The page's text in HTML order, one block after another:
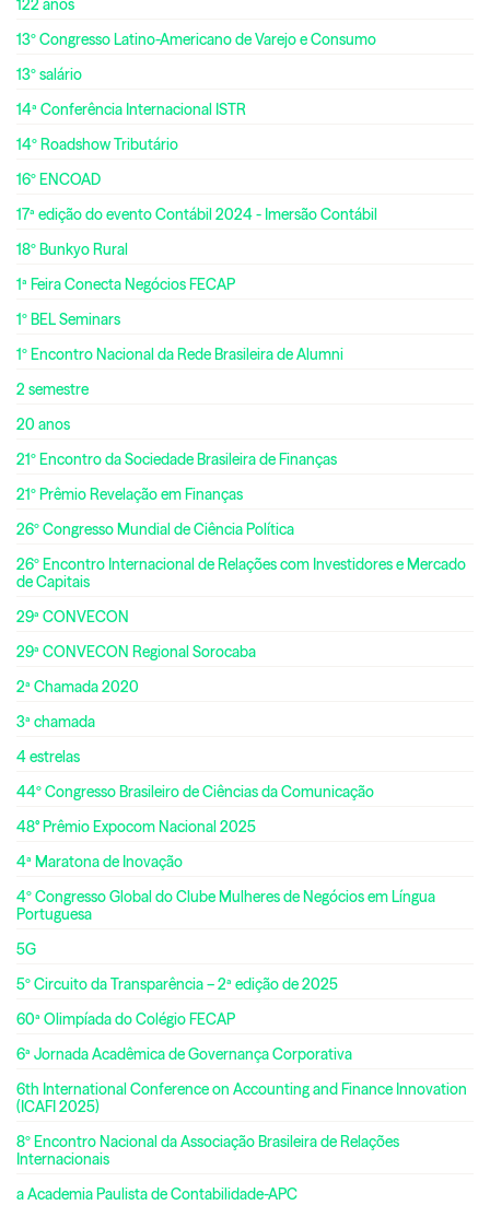
122 anos
13º Congresso Latino-Americano de Varejo e Consumo
13º salário
14ª Conferência Internacional ISTR
14º Roadshow Tributário
16º ENCOAD
17ª edição do evento Contábil 2024 - Imersão Contábil
18º Bunkyo Rural
1ª Feira Conecta Negócios FECAP
1º BEL Seminars
1º Encontro Nacional da Rede Brasileira de Alumni
2 semestre
20 anos
21º Encontro da Sociedade Brasileira de Finanças
21º Prêmio Revelação em Finanças
26º Congresso Mundial de Ciência Política
26º Encontro Internacional de Relações com Investidores e Mercado
de Capitais
29ª CONVECON
29ª CONVECON Regional Sorocaba
2ª Chamada 2020
3ª chamada
4 estrelas
44º Congresso Brasileiro de Ciências da Comunicação
48° Prêmio Expocom Nacional 2025
4ª Maratona de Inovação
4º Congresso Global do Clube Mulheres de Negócios em Língua
Portuguesa
5G
5º Circuito da Transparência – 2ª edição de 2025
60ª Olimpíada do Colégio FECAP
6ª Jornada Acadêmica de Governança Corporativa
6th International Conference on Accounting and Finance Innovation
(ICAFI 2025)
8º Encontro Nacional da Associação Brasileira de Relações
Internacionais
a Academia Paulista de Contabilidade-APC